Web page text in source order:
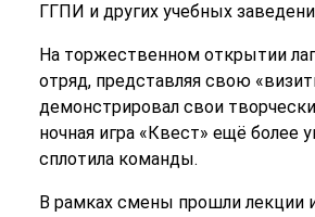
ГГПИ и других учебных
На торжественном открытии
отряд, представляя свою
демонстрировал свои
ночная игра «Квест» ещё более
сплотила команды.
В рамках смены прошли лекции